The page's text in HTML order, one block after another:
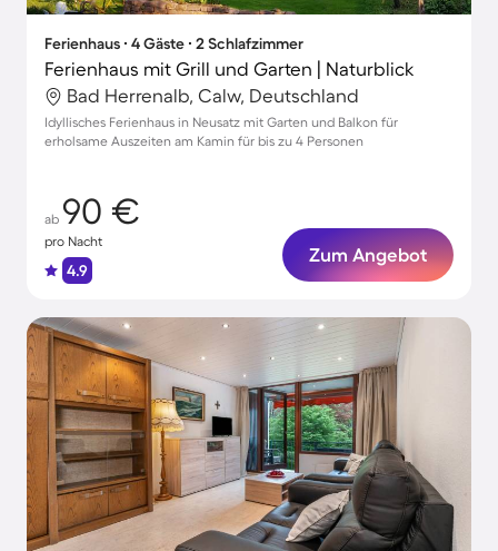
Ferienhaus ∙ 4 Gäste ∙ 2 Schlafzimmer
Ferienhaus mit Grill und Garten | Naturblick
Bad Herrenalb, Calw, Deutschland
Idyllisches Ferienhaus in Neusatz mit Garten und Balkon für
erholsame Auszeiten am Kamin für bis zu 4 Personen
ab 90 €
pro Nacht
4.9
Zum Angebot